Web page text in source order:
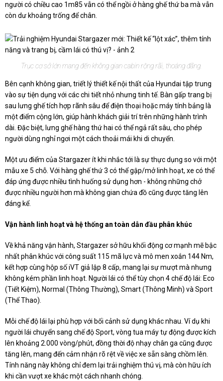
người có chiều cao 1m85 vẫn có thể ngồi ở hàng ghế thứ ba mà vẫn
còn dư khoảng trống để chân.
Trục cơ sở lớn mang đến không gian cabin rộng rãi, thoáng đãng.
Bên cạnh không gian, triết lý thiết kế nội thất của Hyundai tập trung
vào sự tiện dụng với các chi tiết nhỏ nhưng tinh tế. Bàn gấp trang bị
sau lưng ghế tích hợp rãnh sâu để điện thoại hoặc máy tính bảng là
một điểm cộng lớn, giúp hành khách giải trí trên những hành trình
dài. Đặc biệt, lưng ghế hàng thứ hai có thể ngả rất sâu, cho phép
người dùng nghỉ ngơi một cách thoải mái khi di chuyển.
Một ưu điểm của Stargazer ít khi nhắc tới là sự thực dụng so với một
mẫu xe 5 chỗ. Với hàng ghế thứ 3 có thể gập/mở linh hoạt, xe có thể
đáp ứng được nhiều tình huống sử dụng hơn - không những chở
được nhiều người hơn mà không gian chứa đồ cũng được tăng lên
đáng kể.
Vận hành linh hoạt và hệ thống an toàn dẫn đầu phân khúc
Về khả năng vận hành, Stargazer sở hữu khối động cơ mạnh mẽ bậc
nhất phân khúc với công suất 115 mã lực và mô men xoắn 144 Nm,
kết hợp cùng hộp số iVT giả lập 8 cấp, mang lại sự mượt mà nhưng
không kém phần linh hoạt. Người lái có thể tùy chọn 4 chế độ lái: Eco
(Tiết Kiệm), Normal (Thông Thường), Smart (Thông Minh) và Sport
(Thể Thao).
Mỗi chế độ lái lại phù hợp với bối cảnh sử dụng khác nhau. Ví dụ khi
người lái chuyển sang chế độ Sport, vòng tua máy tự động được kích
lên khoảng 2.000 vòng/phút, đồng thời độ nhạy chân ga cũng được
tăng lên, mang đến cảm nhận rõ rệt về việc xe sẵn sàng chồm lên.
Tính năng này không chỉ đem lại trải nghiệm thú vị, mà còn hữu ích
khi cần vượt xe khác một cách nhanh chóng.